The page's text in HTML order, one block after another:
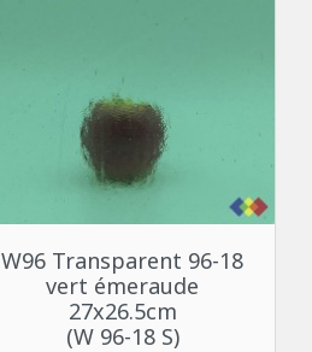
Aperçu rapide
W96 Transparent 96-18
vert émeraude
27x26.5cm
(W 96-18 S)